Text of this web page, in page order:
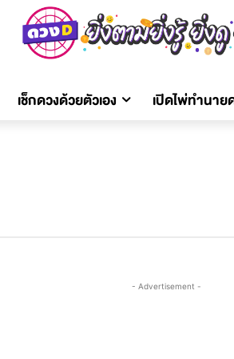
เช็กดวงด้วยตัวเอง เปิดไพ่ทำนาย
- Advertisement -